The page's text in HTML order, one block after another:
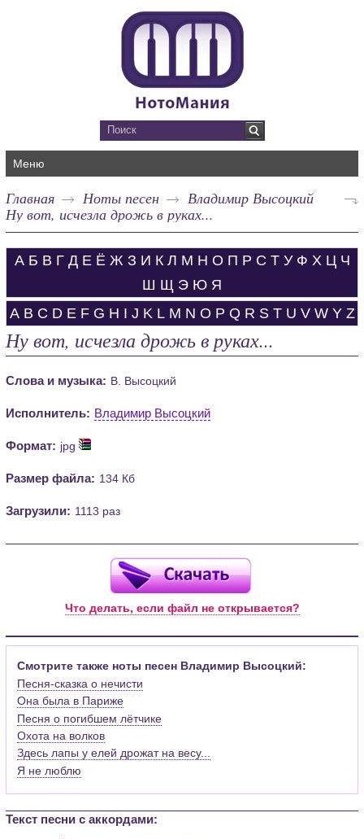
Меню
Главная Ноты песен
Владимир Высоцкий
Ну вот, исчезла дрожь в руках...
А Б В Г Д Е Ё Ж З И К Л М Н О П Р С Т У Ф Х Ц Ч
Ш Щ Э Ю Я
A B C D E F G H I J K L M N O P Q R S T U V W Y Z
Ну вот, исчезла дрожь в руках...
Слова и музыка: В. Высоцкий
Исполнитель: Владимир Высоцкий
Формат: jpg
Размер файла: 134 Кб
Загрузили: 1113 раз
Что делать, если файл не открывается?
Смотрите также ноты песен Владимир Высоцкий:
Песня-сказка о нечисти
Она была в Париже
Песня о погибшем лётчике
Охота на волков
Здесь лапы у елей дрожат на весу...
Я не люблю
Текст песни c аккордами: